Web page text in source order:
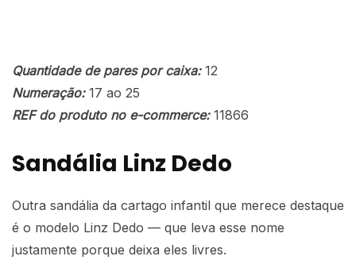
Quantidade de pares por caixa: 12
Numeração: 17 ao 25
REF do produto no e-commerce: 11866
Sandália Linz Dedo
Outra sandália da cartago infantil que merece destaque
é o modelo Linz Dedo — que leva esse nome
justamente porque deixa eles livres.